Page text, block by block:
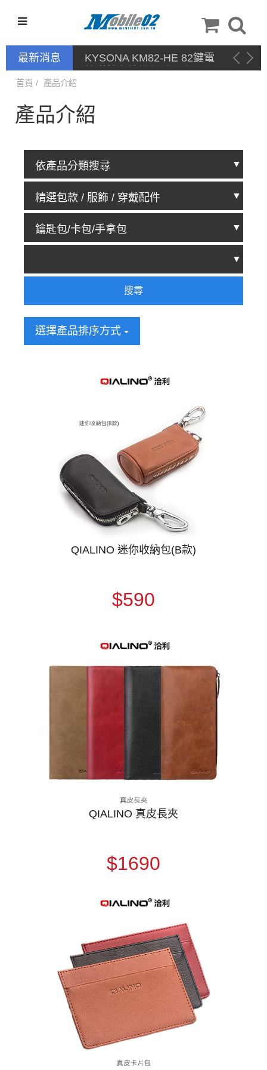
最新消息
KYSONA KM82-HE 82鍵電
競磁軸有線鍵盤 產品網頁驅
首頁 產品介紹
產品介紹
搜尋
選擇產品排序方式
QIALINO 迷你收納包(B款)
$590
QIALINO 真皮長夾
$1690